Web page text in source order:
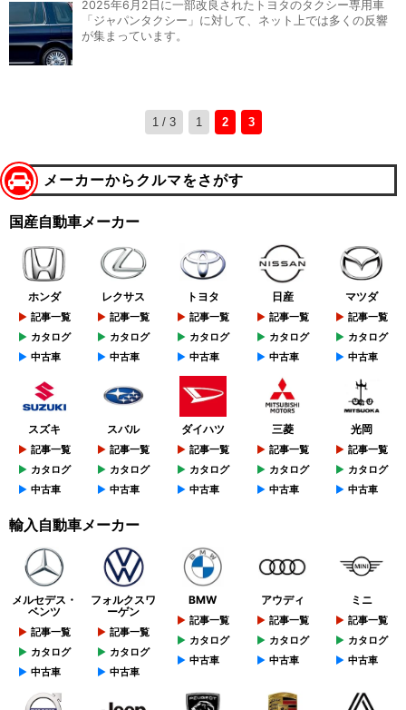
2025年6月2日に一部改良されたトヨタのタクシー専用車
「ジャパンタクシー」に対して、ネット上では多くの反響
が集まっています。
1 / 3 1 2 3
メーカーからクルマをさがす
国産自動車メーカー
ホンダ
記事一覧
カタログ
中古車
レクサス
記事一覧
カタログ
中古車
トヨタ
記事一覧
カタログ
中古車
日産
記事一覧
カタログ
中古車
マツダ
記事一覧
カタログ
中古車
スズキ
記事一覧
カタログ
中古車
スバル
記事一覧
カタログ
中古車
ダイハツ
記事一覧
カタログ
中古車
三菱
記事一覧
カタログ
中古車
光岡
記事一覧
カタログ
中古車
輸入自動車メーカー
メルセデス・
ベンツ
記事一覧
カタログ
中古車
フォルクスワ
ーゲン
記事一覧
カタログ
中古車
BMW
記事一覧
カタログ
中古車
アウディ
記事一覧
カタログ
中古車
ミニ
記事一覧
カタログ
中古車